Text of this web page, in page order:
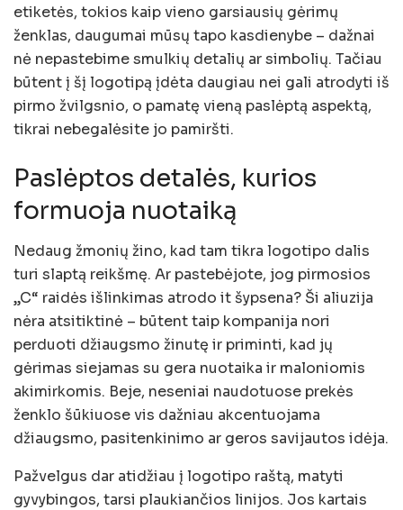
etiketės, tokios kaip vieno garsiausių gėrimų
ženklas, daugumai mūsų tapo kasdienybe – dažnai
nė nepastebime smulkių detalių ar simbolių. Tačiau
būtent į šį logotipą įdėta daugiau nei gali atrodyti iš
pirmo žvilgsnio, o pamatę vieną paslėptą aspektą,
tikrai nebegalėsite jo pamiršti.
Paslėptos detalės, kurios
formuoja nuotaiką
Nedaug žmonių žino, kad tam tikra logotipo dalis
turi slaptą reikšmę. Ar pastebėjote, jog pirmosios
„C“ raidės išlinkimas atrodo it šypsena? Ši aliuzija
nėra atsitiktinė – būtent taip kompanija nori
perduoti džiaugsmo žinutę ir priminti, kad jų
gėrimas siejamas su gera nuotaika ir maloniomis
akimirkomis. Beje, neseniai naudotuose prekės
ženklo šūkiuose vis dažniau akcentuojama
džiaugsmo, pasitenkinimo ar geros savijautos idėja.
Pažvelgus dar atidžiau į logotipo raštą, matyti
gyvybingos, tarsi plaukiančios linijos. Jos kartais